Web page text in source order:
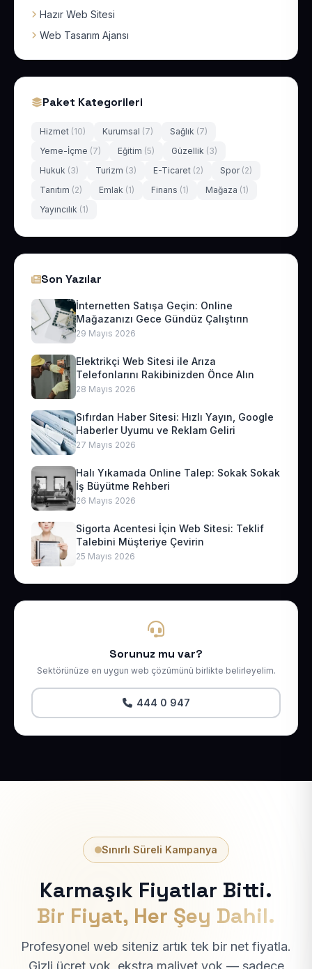
Hazır Web Sitesi
Web Tasarım Ajansı
Paket Kategorileri
Hizmet (10) Kurumsal (7) Sağlık (7)
Yeme-İçme (7) Eğitim (5) Güzellik (3)
Hukuk (3) Turizm (3) E-Ticaret (2) Spor (2)
Tanıtım (2) Emlak (1) Finans (1) Mağaza (1)
Yayıncılık (1)
Son Yazılar
İnternetten Satışa Geçin: Online
Mağazanızı Gece Gündüz Çalıştırın
29 Mayıs 2026
Elektrikçi Web Sitesi ile Arıza
Telefonlarını Rakibinizden Önce Alın
28 Mayıs 2026
Sıfırdan Haber Sitesi: Hızlı Yayın, Google
Haberler Uyumu ve Reklam Geliri
27 Mayıs 2026
Halı Yıkamada Online Talep: Sokak Sokak
İş Büyütme Rehberi
26 Mayıs 2026
Sigorta Acentesi İçin Web Sitesi: Teklif
Talebini Müşteriye Çevirin
25 Mayıs 2026
Sorunuz mu var?
Sektörünüze en uygun web çözümünü birlikte belirleyelim.
444 0 947
Sınırlı Süreli Kampanya
Karmaşık Fiyatlar Bitti.
Bir Fiyat, Her Şey Dahil.
Profesyonel web siteniz artık tek bir net fiyatla.
Gizli ücret yok, ekstra maliyet yok — sadece